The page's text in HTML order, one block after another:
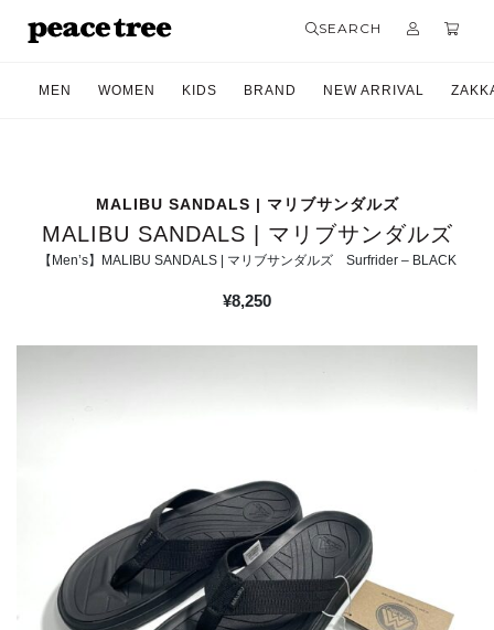
SEARCH
MEN WOMEN KIDS BRAND NEW ARRIVAL
MALIBU SANDALS | マリブサンダルズ
MALIBU SANDALS | マリブサンダルズ
【Men’s】MALIBU SANDALS | マリブサンダルズ Surfrider – BLACK
¥8,250